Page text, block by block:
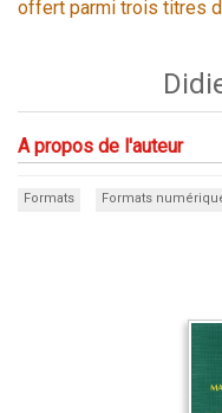
offert parmi trois titres
A propos de l'auteur
Formats Formats